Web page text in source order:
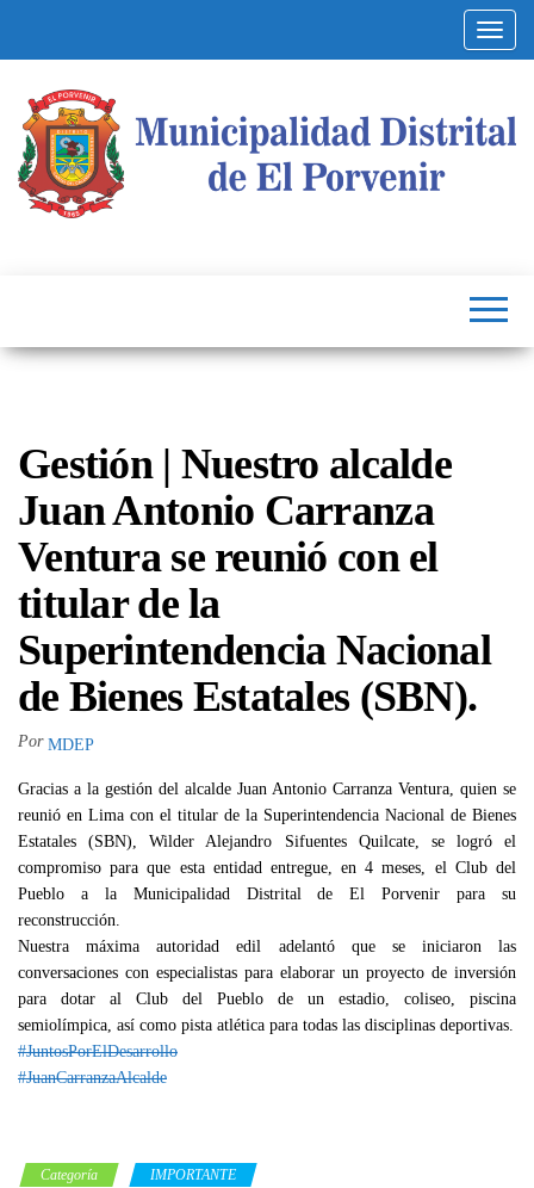
Gestión | Nuestro alcalde
Juan Antonio Carranza
Ventura se reunió con el
titular de la
Superintendencia Nacional
de Bienes Estatales (SBN).
Por MDEP
Gracias a la gestión del alcalde Juan Antonio Carranza Ventura, quien se
reunió en Lima con el titular de la Superintendencia Nacional de Bienes
Estatales (SBN), Wilder Alejandro Sifuentes Quilcate, se logró el
compromiso para que esta entidad entregue, en 4 meses, el Club del
Pueblo a la Municipalidad Distrital de El Porvenir para su
reconstrucción.
Nuestra máxima autoridad edil adelantó que se iniciaron las
conversaciones con especialistas para elaborar un proyecto de inversión
para dotar al Club del Pueblo de un estadio, coliseo, piscina
semiolímpica, así como pista atlética para todas las disciplinas deportivas.
#JuntosPorElDesarrollo
#JuanCarranzaAlcalde
Categoría IMPORTANTE